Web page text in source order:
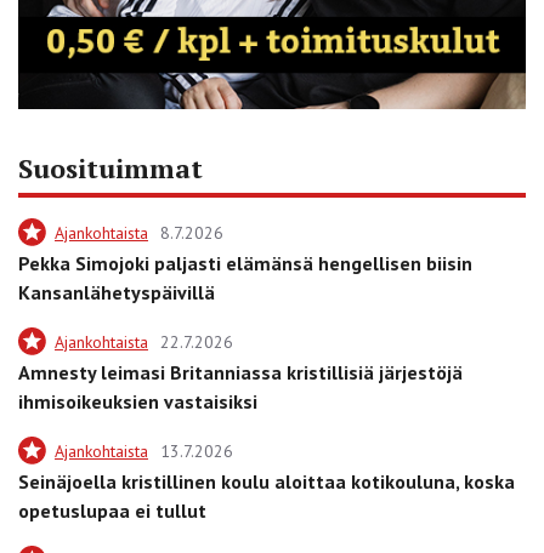
Suosituimmat
Ajankohtaista 8.7.2026
Pekka Simojoki paljasti elämänsä hengellisen biisin
Kansanlähetyspäivillä
Ajankohtaista 22.7.2026
Amnesty leimasi Britanniassa kristillisiä järjestöjä
ihmisoikeuksien vastaisiksi
Ajankohtaista 13.7.2026
Seinäjoella kristillinen koulu aloittaa kotikouluna, koska
opetuslupaa ei tullut